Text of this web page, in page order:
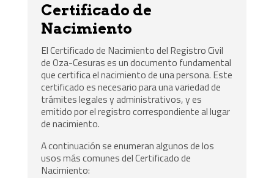
Certificado de
Nacimiento
El Certificado de Nacimiento del Registro Civil
de Oza-Cesuras es un documento fundamental
que certifica el nacimiento de una persona. Este
certificado es necesario para una variedad de
trámites legales y administrativos, y es
emitido por el registro correspondiente al lugar
de nacimiento.
A continuación se enumeran algunos de los
usos más comunes del Certificado de
Nacimiento: